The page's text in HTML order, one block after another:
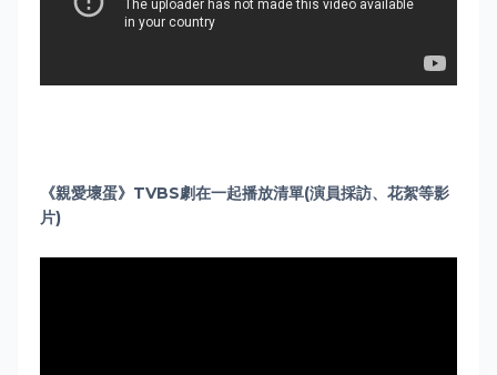
《親愛壞蛋》TVBS劇在一起播放清單(演員採訪、花絮等影
片)